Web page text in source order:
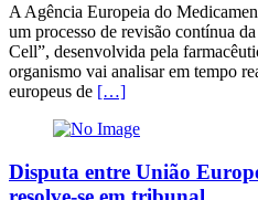
A Agência Europeia do
um processo de revisão contínua
Cell”, desenvolvida pela
organismo vai analisar em tempo
europeus de […]
Disputa entre União